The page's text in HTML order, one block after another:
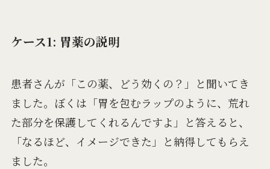
ケース1: 胃薬の説明
患者さんが「この薬、どう効くの？」と聞いてき
ました。ぼくは「胃を包むラップのように、荒れ
た部分を保護してくれるんですよ」と答えると、
「なるほど、イメージできた」と納得してもらえ
ました。